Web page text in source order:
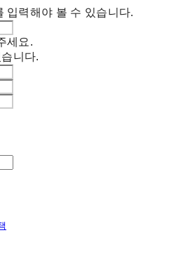
입력해야 볼 수 있습니다.
세요.
니다.